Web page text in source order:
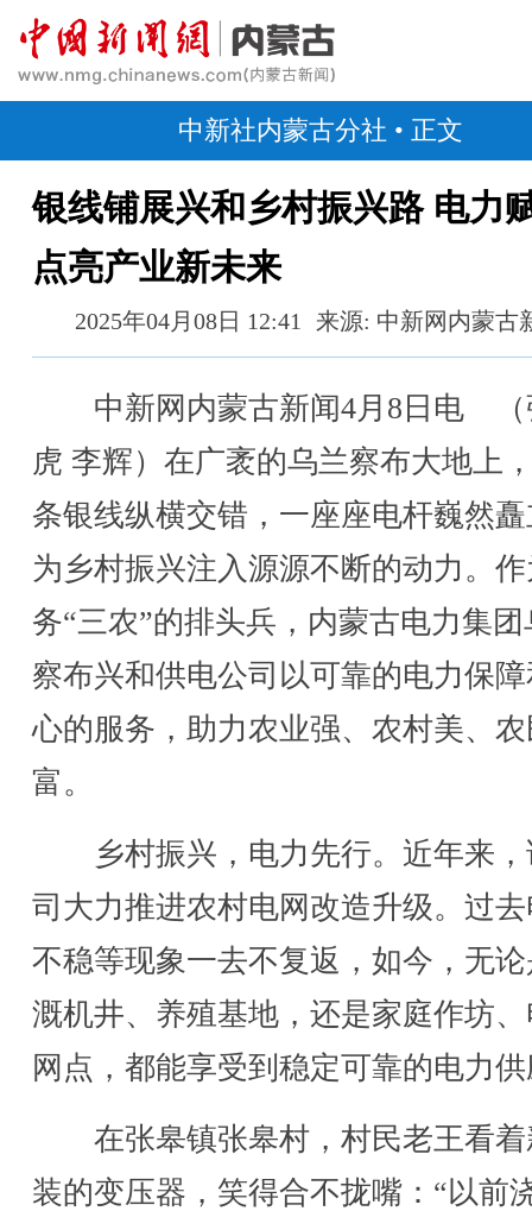
中新社内蒙古分社 • 正文
银线铺展兴和乡村振兴路 电力
点亮产业新未来
2025年04月08日 12:41 来源: 中新网内蒙古
中新网内蒙古新闻4月8日电 （
虎 李辉）在广袤的乌兰察布大地上
条银线纵横交错，一座座电杆巍然
为乡村振兴注入源源不断的动力。
务“三农”的排头兵，内蒙古电力集团
察布兴和供电公司以可靠的电力保
心的服务，助力农业强、农村美、
富。
乡村振兴，电力先行。近年来，
司大力推进农村电网改造升级。过
不稳等现象一去不复返，如今，无
溉机井、养殖基地，还是家庭作坊
网点，都能享受到稳定可靠的电力
在张皋镇张皋村，村民老王看着
装的变压器，笑得合不拢嘴：“以前